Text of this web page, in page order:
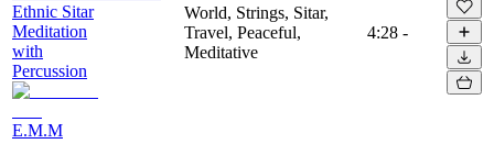
Ethnic Sitar
Meditation
with
Percussion
E.M.M
World, Strings, Sitar,
Travel, Peaceful,
Meditative
4:28 -